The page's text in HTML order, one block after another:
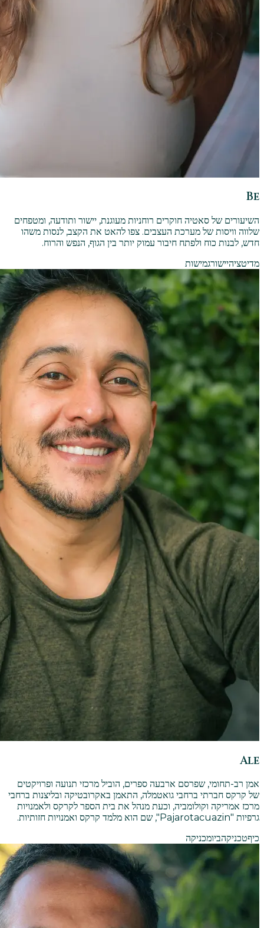
Be
השיעורים של סאטיה חוקרים רוחניות מעוגנת, יישור ותודעה, ומטפחים
שלווה וויסות של מערכת העצבים. צפו להאט את הקצב, לנסות משהו
חדש, לבנות כוח ולפתח חיבור עמוק יותר בין הגוף, הנפש והרוח.
מדיטציהיישורגמישות
Ale
אמן רב-תחומי, שפרסם ארבעה ספרים, הוביל מרכזי תנועה ופרויקטים
של קרקס חברתי ברחבי גואטמלה, התאמן באקרובטיקה ובליצנות ברחבי
מרכז אמריקה וקולומביה, וכעת מנהל את בית הספר לקרקס ולאמנויות
גרפיות "Pajarotacuazin", שם הוא מלמד קרקס ואמנויות חזותיות.
כיףטכניקהביומכניקה